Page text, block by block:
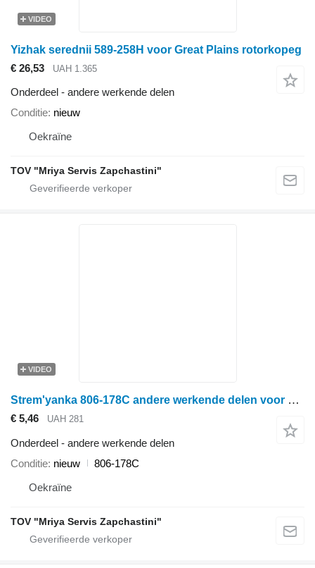
VIDEO
Yizhak serednii 589-258H voor Great Plains rotorkopeg
€ 26,53
UAH 1.365
Onderdeel - andere werkende delen
Conditie nieuw
Oekraïne
TOV "Mriya Servis Zapchastini"
VIDEO
Strem'yanka 806-178C andere werkende delen voor Great Plains schijveneg
€ 5,46 UAH 281
Onderdeel - andere werkende delen
Conditie nieuw
806-178C
Oekraïne
TOV "Mriya Servis Zapchastini"